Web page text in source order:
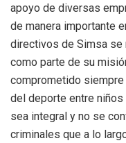
apoyo de diversas
de manera importante
directivos de Simsa se
como parte de su
comprometido
del deporte entre
sea integral y no se
criminales que a lo